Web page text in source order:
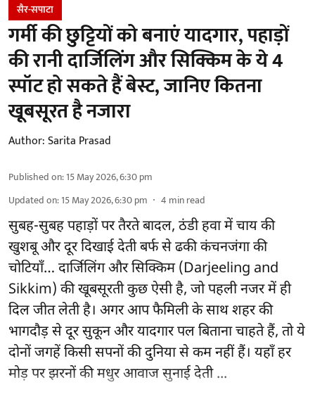
सैर-सपाटा
गर्मी की छुट्टियों को बनाएं यादगार, पहाड़ों
की रानी दार्जिलिंग और सिक्किम के ये 4
स्पॉट हो सकते हैं बेस्ट, जानिए कितना
खूबसूरत है नजारा
Author:Sarita Prasad
Published on:15 May 2026, 6:30 pm
Updated on:15 May 2026, 6:30 pm 4 min read
सुबह-सुबह पहाड़ों पर तैरते बादल, ठंडी हवा में चाय की
खुशबू और दूर दिखाई देती बर्फ से ढकी कंचनजंगा की
चोटियाँ… दार्जिलिंग और सिक्किम (Darjeeling and
Sikkim) की खूबसूरती कुछ ऐसी है, जो पहली नजर में ही
दिल जीत लेती है। अगर आप फैमिली के साथ शहर की
भागदौड़ से दूर सुकून और यादगार पल बिताना चाहते हैं, तो ये
दोनों जगहें किसी सपनों की दुनिया से कम नहीं हैं। यहाँ हर
मोड़ पर झरनों की मधुर आवाज सुनाई देती ...